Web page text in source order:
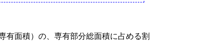
有面積）の、専有部分総面積に占める割